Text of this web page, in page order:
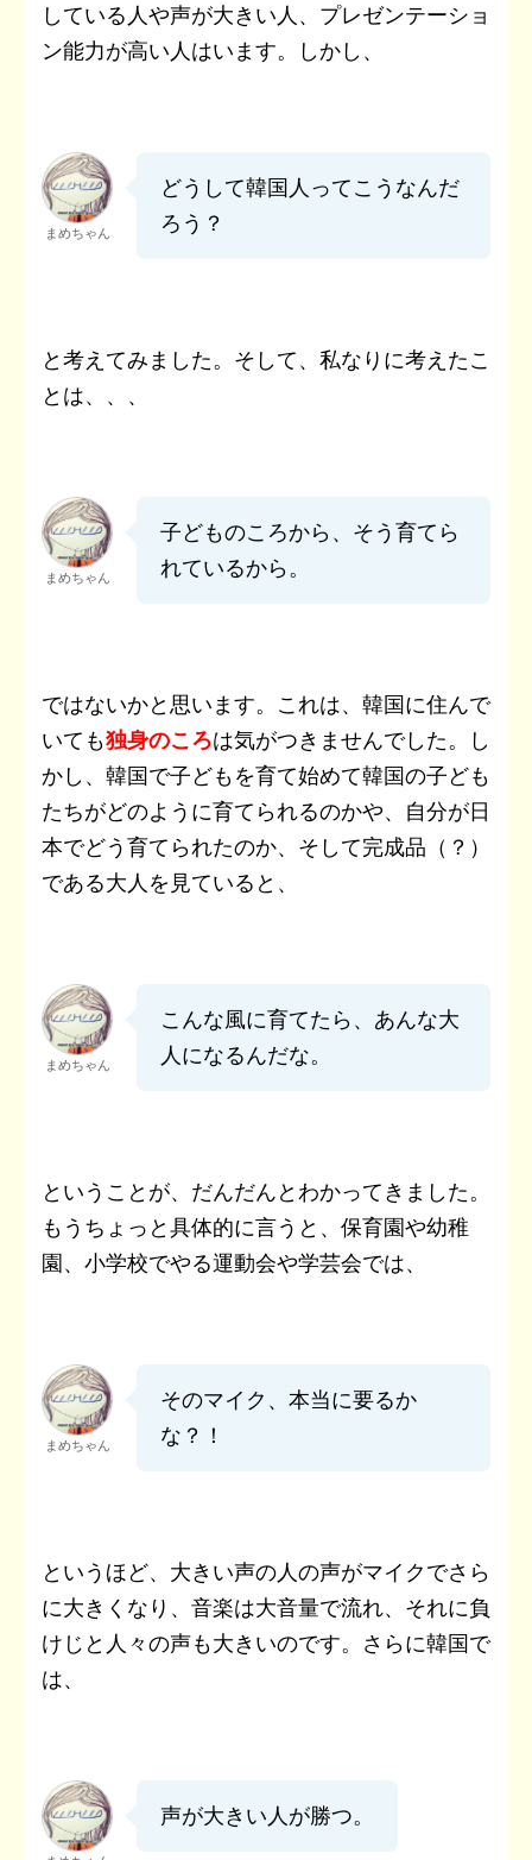
している人や声が大きい人、プレゼンテーショ
ン能力が高い人はいます。しかし、
まめちゃん
どうして韓国人ってこうなんだ
ろう？
と考えてみました。そして、私なりに考えたこ
とは、、、
まめちゃん
子どものころから、そう育てら
れているから。
ではないかと思います。これは、韓国に住んで
いても独身のころは気がつきませんでした。し
かし、韓国で子どもを育て始めて韓国の子ども
たちがどのように育てられるのかや、自分が日
本でどう育てられたのか、そして完成品（？）
である大人を見ていると、
まめちゃん
こんな風に育てたら、あんな大
人になるんだな。
ということが、だんだんとわかってきました。
もうちょっと具体的に言うと、保育園や幼稚
園、小学校でやる運動会や学芸会では、
まめちゃん
そのマイク、本当に要るか
な？！
というほど、大きい声の人の声がマイクでさら
に大きくなり、音楽は大音量で流れ、それに負
けじと人々の声も大きいのです。さらに韓国で
は、
声が大きい人が勝つ。